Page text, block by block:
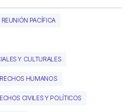
PACÍFICA
Y CULTURALES
HUMANOS
CIVILES Y POLÍTICOS